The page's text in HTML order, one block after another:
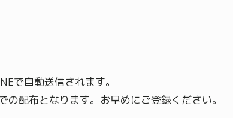
で自動送信されます。
配布となります。お早めにご登録ください。